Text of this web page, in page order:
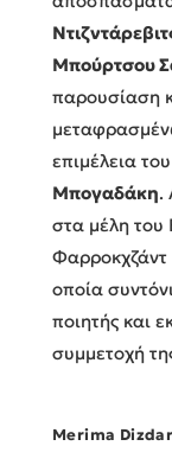
Μπούρτσου
παρουσίαση
επιμέλεια
Μπογαδάκη.
στα μέλη του
οποία
ποιητής και
συμμετοχή
Merima